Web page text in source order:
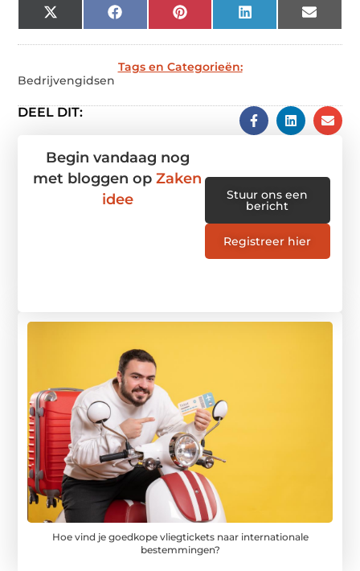
X
(Twitter)
FacebookPinterestLinkedIn Email
Tags en Categorieën:
Bedrijvengidsen
DEEL DIT:
Hoe vind je goedkope vliegtickets naar internationale
bestemmingen?
Begin vandaag nog
met bloggen opZaken
idee
Stuur ons een
bericht
Registreer hier